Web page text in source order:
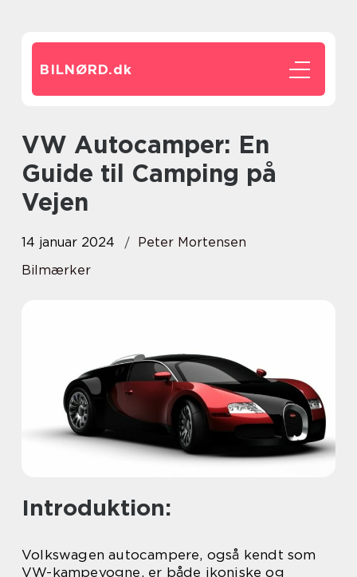
BILNØRD.dk
VW Autocamper: En
Guide til Camping på
Vejen
14 januar 2024
Peter Mortensen
Bilmærker
Introduktion:
Volkswagen autocampere, også kendt som
VW-kampevogne, er både ikoniske og